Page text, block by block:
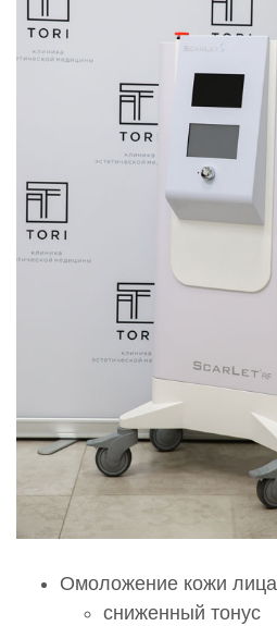
0002110
Радиочастотная
Живот (атоничность кожи,
1 категория
38 500 руб.
0002111
Радиочастотная
Живот (атоничность кожи,
2 категория
Радиочастотная
Живот (атоничность кожи,
58 900 руб.
0002113
Радиочастотная
Ягодицы 1 категория
38 500 руб.
0002114
Радиочастотная
Омоложение кожи
сниженный тонус